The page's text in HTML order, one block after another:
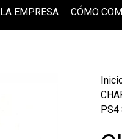
LA EMPRESA CÓMO
PS4